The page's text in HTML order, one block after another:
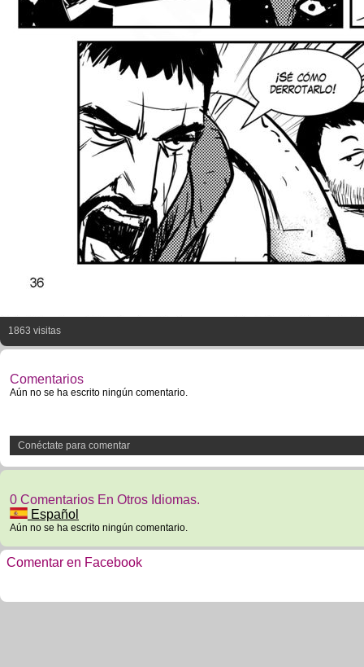
1863 visitas
Comentarios
Aún no se ha escrito ningún comentario.
Conéctate para comentar
0 Comentarios En Otros Idiomas.
Español
Aún no se ha escrito ningún comentario.
Comentar en Facebook